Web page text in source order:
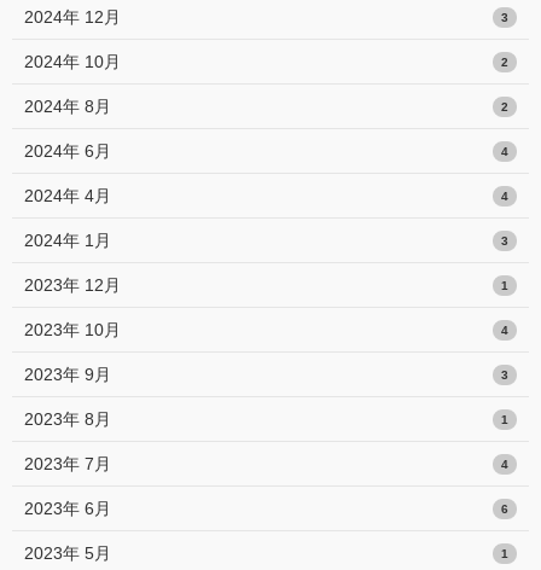
2024年 12月 3
2024年 10月 2
2024年 8月 2
2024年 6月 4
2024年 4月 4
2024年 1月 3
2023年 12月 1
2023年 10月 4
2023年 9月 3
2023年 8月 1
2023年 7月 4
2023年 6月 6
2023年 5月 1